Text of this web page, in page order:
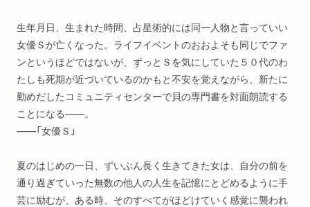
生年月日、生まれた時間、占星術的には同一人物と言っていい
女優Ｓが亡くなった。ライフイベントのおおよそも同じでファ
ンというほどではないが、ずっとＳを気にしていた５０代のわ
たしも死期が近づいているのかもと不安を覚えながら、新たに
勤めだしたコミュニティセンターで貝の専門書を対面朗読する
ことになる――。
――「女優Ｓ」
夏のはじめの一日、ずいぶん長く生きてきた女は、自分の前を
通り過ぎていった無数の他人の人生を記憶にとどめるように手
芸に励むが、ある時、そのすべてがほどけていく感覚に襲われ